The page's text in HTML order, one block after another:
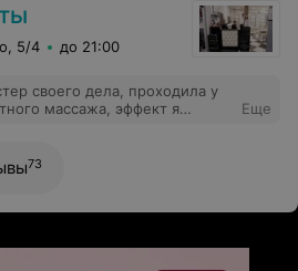
5/4 до 21:00
своего дела, проходила у
массажа, эффект я
тела
Еще
73